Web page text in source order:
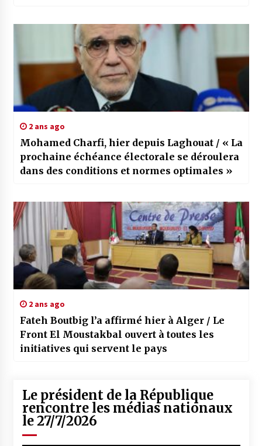
2 ans ago
Mohamed Charfi, hier depuis Laghouat / « La
prochaine échéance électorale se déroulera
dans des conditions et normes optimales »
2 ans ago
Fateh Boutbig l’a affirmé hier à Alger / Le
Front El Moustakbal ouvert à toutes les
Le président de la République
rencontre les médias nationaux
le 27/7/2026